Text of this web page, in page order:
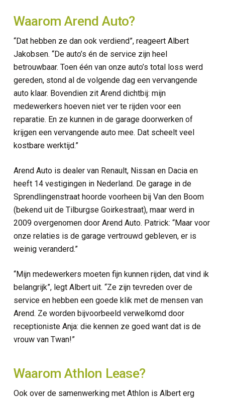
Waarom Arend Auto?
“Dat hebben ze dan ook verdiend”, reageert Albert
Jakobsen. “De auto’s én de service zijn heel
betrouwbaar. Toen één van onze auto’s total loss werd
gereden, stond al de volgende dag een vervangende
auto klaar. Bovendien zit Arend dichtbij: mijn
medewerkers hoeven niet ver te rijden voor een
reparatie. En ze kunnen in de garage doorwerken of
krijgen een vervangende auto mee. Dat scheelt veel
kostbare werktijd.”
Arend Auto is dealer van Renault, Nissan en Dacia en
heeft 14 vestigingen in Nederland. De garage in de
Sprendlingenstraat hoorde voorheen bij Van den Boom
(bekend uit de Tilburgse Goirkestraat), maar werd in
2009 overgenomen door Arend Auto. Patrick: “Maar voor
onze relaties is de garage vertrouwd gebleven, er is
weinig veranderd.”
“Mijn medewerkers moeten fijn kunnen rijden, dat vind ik
belangrijk”, legt Albert uit. “Ze zijn tevreden over de
service en hebben een goede klik met de mensen van
Arend. Ze worden bijvoorbeeld verwelkomd door
receptioniste Anja: die kennen ze goed want dat is de
vrouw van Twan!”
Waarom Athlon Lease?
Ook over de samenwerking met Athlon is Albert erg